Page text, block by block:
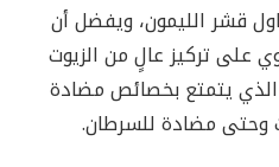
قشر الليمون، ويفضل أن
على تركيز عالٍ من الزيوت
الذي يتمتع بخصائص مضادة
وحتى مضادة للسرطان.